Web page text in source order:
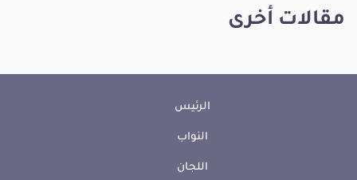
مقالات أخرى
الرئيس
النواب
اللجان